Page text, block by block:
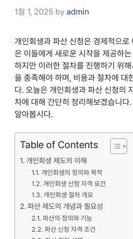
1월 1, 2025 by admin
개인회생과 파산 신청은 경제적으로
은 이들에게 새로운 시작을 제공하
하지만 이러한 절차를 진행하기 위
을 충족해야 하며, 비용과 절차에 대
다. 오늘은 개인회생과 파산 신청의
차에 대해 간단히 정리해보겠습니다
알아봅시다.
Table of Contents
개인회생 제도의 이해
개인회생의 정의와 목적
개인회생 신청 자격 요건
개인회생 절차 개요
파산 제도의 개념과 필요성
파산의 정의와 기능
파산 신청 자격 조건